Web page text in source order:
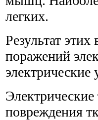
легких.
Результат
поражений
электрические
повреждения